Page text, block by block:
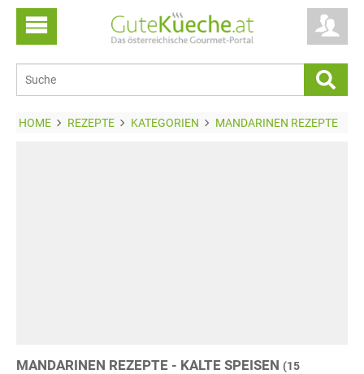
HOME REZEPTE KATEGORIEN MANDARINEN REZEPTE
MANDARINEN REZEPTE - KALTE SPEISEN (15